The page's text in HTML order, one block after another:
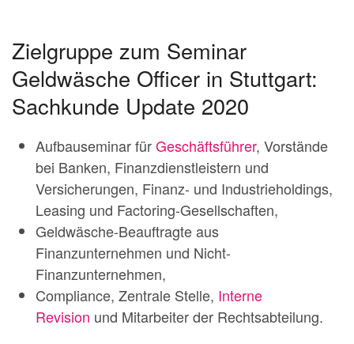
Zielgruppe zum Seminar
Geldwäsche Officer in Stuttgart:
Sachkunde Update 2020
Aufbauseminar fürGeschäftsführer, Vorstände
bei Banken, Finanzdienstleistern und
Versicherungen, Finanz- und Industrieholdings,
Leasing und Factoring-Gesellschaften,
Geldwäsche-Beauftragte aus
Finanzunternehmen und Nicht-
Finanzunternehmen,
Compliance, Zentrale Stelle, Interne
Revision und Mitarbeiter der Rechtsabteilung.